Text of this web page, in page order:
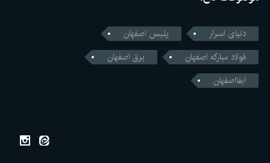
دنیای اسرار
پلیس اصفهان
فولاد مبارکه اصفهان
برق اصفهان
ابفااصفهان